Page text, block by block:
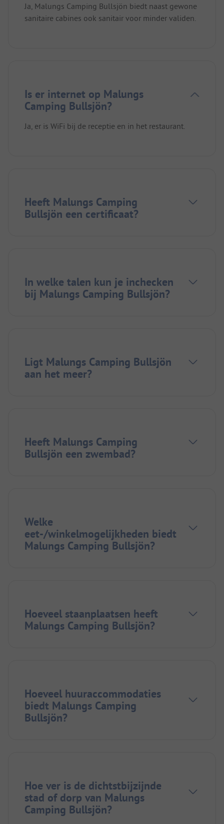
Ja, Malungs Camping Bullsjön biedt naast gewone
sanitaire cabines ook sanitair voor minder validen.
Is er internet op Malungs
Camping Bullsjön?
Ja, er is WiFi bij de receptie en in het restaurant.
Heeft Malungs Camping
Bullsjön een certificaat?
In welke talen kun je inchecken
bij Malungs Camping Bullsjön?
Ligt Malungs Camping Bullsjön
aan het meer?
Heeft Malungs Camping
Bullsjön een zwembad?
Welke
eet-/winkelmogelijkheden biedt
Malungs Camping Bullsjön?
Hoeveel staanplaatsen heeft
Malungs Camping Bullsjön?
Hoeveel huuraccommodaties
biedt Malungs Camping
Bullsjön?
Hoe ver is de dichtstbijzijnde
stad of dorp van Malungs
Camping Bullsjön?